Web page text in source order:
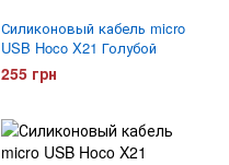
Силиконовый кабель micro
USB Hoco X21 Голубой
255 грн